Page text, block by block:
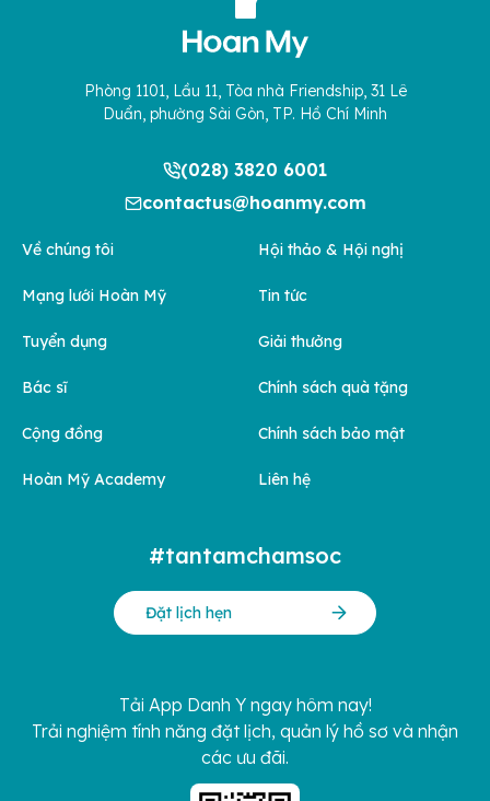
Phòng 1101, Lầu 11, Tòa nhà Friendship, 31 Lê
Duẩn, phường Sài Gòn, TP. Hồ Chí Minh
(028) 3820 6001
contactus@hoanmy.com
Về chúng tôi
Mạng lưới Hoàn Mỹ
Tuyển dụng
Bác sĩ
Cộng đồng
Hoàn Mỹ Academy
Hội thảo & Hội nghị
Tin tức
Giải thưởng
Chính sách quà tặng
Chính sách bảo mật
Liên hệ
#tantamchamsoc
Đặt lịch hẹn
Tải App Danh Y ngay hôm nay!
Trải nghiệm tính năng đặt lịch, quản lý hồ sơ và nhận
các ưu đãi.